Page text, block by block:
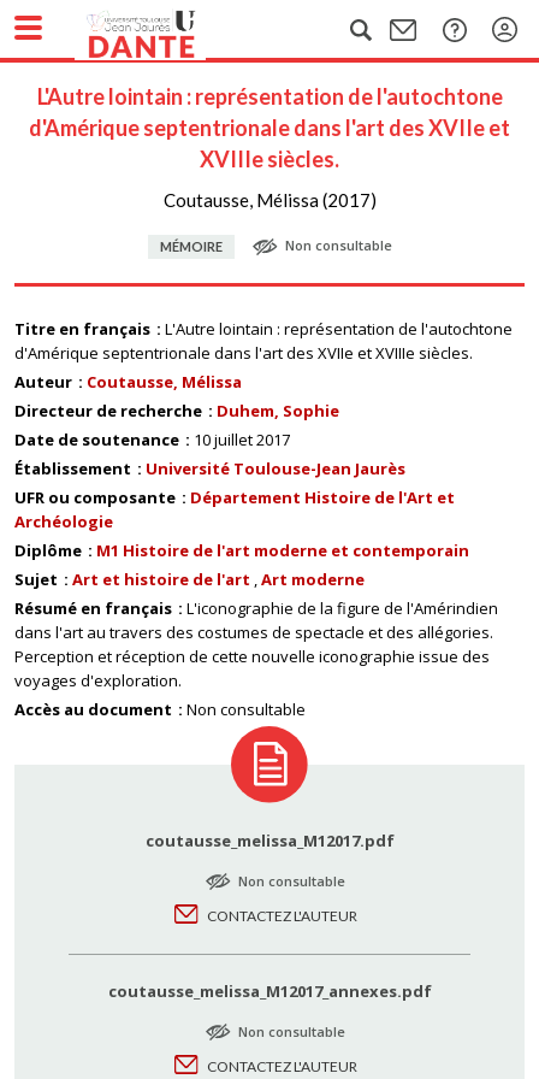
L'Autre lointain : représentation de l'autochtone
d'Amérique septentrionale dans l'art des XVIIe et
XVIIIe siècles.
Coutausse, Mélissa (2017)
MÉMOIRE Non consultable
Titre en français
L'Autre lointain : représentation de l'autochtone
d'Amérique septentrionale dans l'art des XVIIe et XVIIIe siècles.
Auteur
Coutausse, Mélissa
Directeur de recherche
Duhem, Sophie
Date de soutenance
10 juillet 2017
Établissement
Université Toulouse-Jean Jaurès
UFR ou composante
Département Histoire de l'Art et
Archéologie
Diplôme
M1 Histoire de l'art moderne et contemporain
Sujet
Art et histoire de l'art Art moderne
Résumé en français
L'iconographie de la figure de l'Amérindien
dans l'art au travers des costumes de spectacle et des allégories.
Perception et réception de cette nouvelle iconographie issue des
voyages d'exploration.
Accès au document
Non consultable
coutausse_melissa_M12017.pdf
Non consultable
CONTACTEZ L'AUTEUR
coutausse_melissa_M12017_annexes.pdf
Non consultable
CONTACTEZ L'AUTEUR